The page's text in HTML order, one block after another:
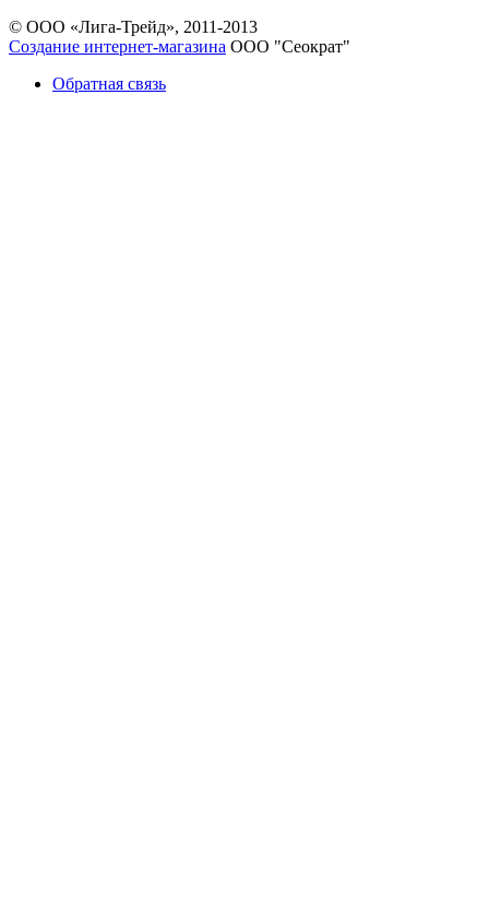
© ООО «Лига-Трейд», 2011-2013
Создание интернет-магазина ООО "Сеократ"
Обратная связь